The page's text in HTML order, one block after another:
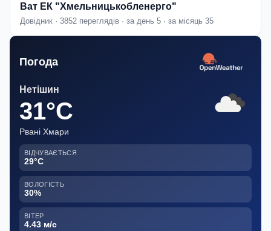
Ват ЕК "Хмельницькобленерго"
Довідник · 3852 переглядів · за день 5 · за місяць 35
Погода
Нетішин
31°C
Рвані Хмари
ВІДЧУВАЄТЬСЯ
29°C
ВОЛОГІСТЬ
30%
ВІТЕР
4.43 м/с